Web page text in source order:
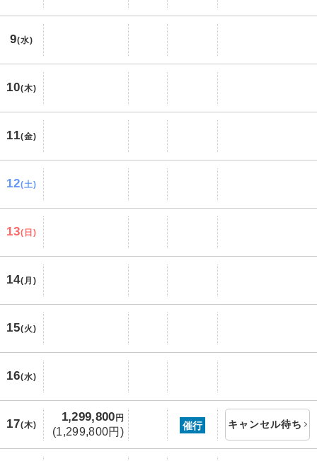
9(水)
10(木)
11(金)
12(土)
13(日)
14(月)
15(火)
16(水)
17(木)
1,299,800 円
(1,299,800円)
催行 キャンセル待ち